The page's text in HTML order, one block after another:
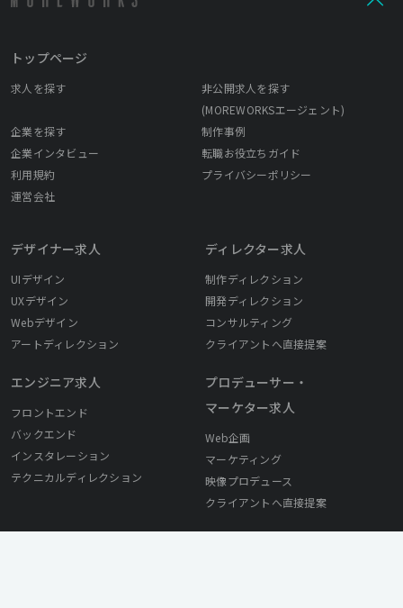
トップページ
求人を探す
非公開求人を探す
(MOREWORKSエージェント)
企業を探す
制作事例
企業インタビュー
転職お役立ちガイド
利用規約
プライバシーポリシー
運営会社
デザイナー求人
UIデザイン
UXデザイン
Webデザイン
アートディレクション
エンジニア求人
フロントエンド
バックエンド
インスタレーション
テクニカルディレクション
ディレクター求人
制作ディレクション
開発ディレクション
コンサルティング
クライアントへ直接提案
プロデューサー・
マーケター求人
Web企画
マーケティング
映像プロデュース
クライアントへ直接提案